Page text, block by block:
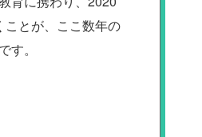
とが、ここ数年の
。